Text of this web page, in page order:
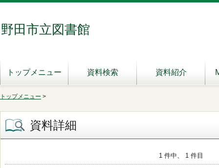
野田市立図書館
トップメニュー 資料検索 資料紹介
トップメニュー >
資料詳細
1 件中、 1 件目